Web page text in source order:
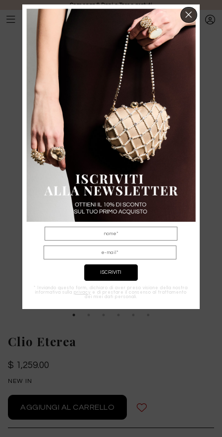
Consegna & Dazi e Tasse gratuti
Clio Eterea
$ 1,259.00
NEW IN
* Inviando questo form, dichiaro di aver preso visione della nostra
informativa sulla privacy e di prestare il consenso al trattamento
dei miei dati personali.